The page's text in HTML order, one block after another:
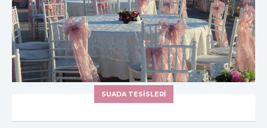
SUADA TESİSLERİ